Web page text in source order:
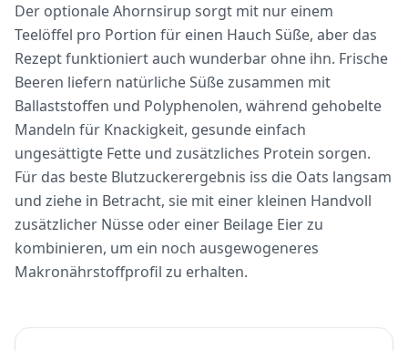
Der optionale Ahornsirup sorgt mit nur einem
Teelöffel pro Portion für einen Hauch Süße, aber das
Rezept funktioniert auch wunderbar ohne ihn. Frische
Beeren liefern natürliche Süße zusammen mit
Ballaststoffen und Polyphenolen, während gehobelte
Mandeln für Knackigkeit, gesunde einfach
ungesättigte Fette und zusätzliches Protein sorgen.
Für das beste Blutzuckerergebnis iss die Oats langsam
und ziehe in Betracht, sie mit einer kleinen Handvoll
zusätzlicher Nüsse oder einer Beilage Eier zu
kombinieren, um ein noch ausgewogeneres
Makronährstoffprofil zu erhalten.